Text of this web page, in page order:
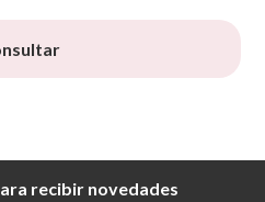
recibir novedades